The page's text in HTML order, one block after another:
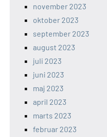
november 2023
oktober 2023
september 2023
august 2023
juli 2023
juni 2023
maj 2023
april 2023
marts 2023
februar 2023